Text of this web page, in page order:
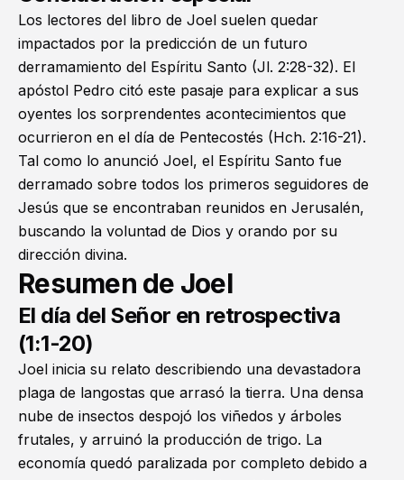
Los lectores del libro de Joel suelen quedar
impactados por la predicción de un futuro
derramamiento del Espíritu Santo (Jl. 2:28-32). El
apóstol Pedro citó este pasaje para explicar a sus
oyentes los sorprendentes acontecimientos que
ocurrieron en el día de Pentecostés (Hch. 2:16-21).
Tal como lo anunció Joel, el Espíritu Santo fue
derramado sobre todos los primeros seguidores de
Jesús que se encontraban reunidos en Jerusalén,
buscando la voluntad de Dios y orando por su
dirección divina.
Resumen de Joel
El día del Señor en retrospectiva
(1:1-20)
Joel inicia su relato describiendo una devastadora
plaga de langostas que arrasó la tierra. Una densa
nube de insectos despojó los viñedos y árboles
frutales, y arruinó la producción de trigo. La
economía quedó paralizada por completo debido a